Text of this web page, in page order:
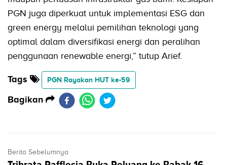
PGN juga diperkuat untuk implementasi ESG dan
green energy melalui pemilihan teknologi yang
optimal dalam diversifikasi energi dan peralihan
penggunaan renewable energi,” tutup Arief.
Tags PGN Rayakan HUT ke-59
Bagikan
Berita Sebelumnya